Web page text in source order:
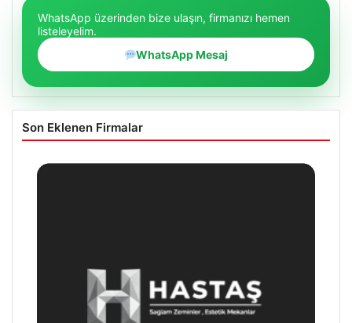
WhatsApp üzerinden bize ulaşın, firmanızı hemen
listeleyelim.
WhatsApp Mesaj
Son Eklenen Firmalar